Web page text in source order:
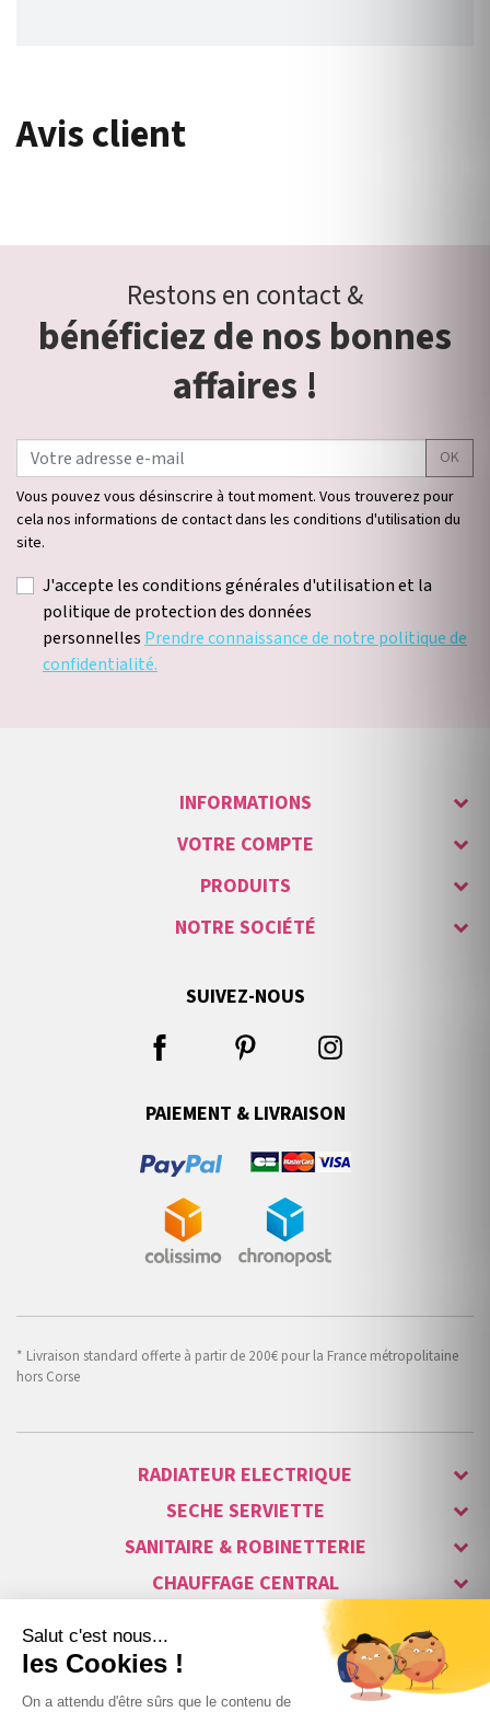
Avis client
Restons en contact &
bénéficiez de nos bonnes
affaires !
OK
Vous pouvez vous désinscrire à tout moment. Vous trouverez pour
cela nos informations de contact dans les conditions d'utilisation du
site.
J'accepte les conditions générales d'utilisation et la
politique de protection des données
personnelles Prendre connaissance de notre politique de
confidentialité.
INFORMATIONS
VOTRE COMPTE
PRODUITS
NOTRE SOCIÉTÉ
SUIVEZ-NOUS
PAIEMENT & LIVRAISON
* Livraison standard offerte à partir de 200€ pour la France métropolitaine
hors Corse
RADIATEUR ELECTRIQUE
SECHE SERVIETTE
SANITAIRE & ROBINETTERIE
CHAUFFAGE CENTRAL
ALARME & SÉCURITÉ
MAISON CONNECTÉE
VISIOPHONE & INTERPHONE